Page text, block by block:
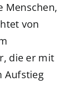
Menschen,
von
die er mit
Aufstieg